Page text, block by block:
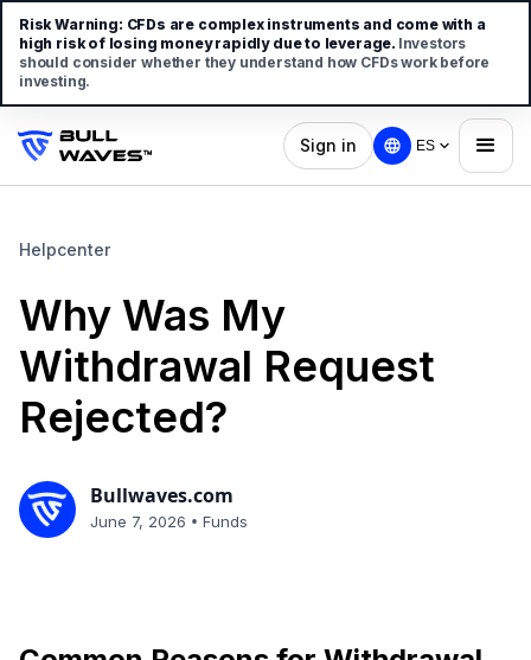
Sign in ES
Helpcenter
Why Was My
Withdrawal Request
Rejected?
Bullwaves.com
June 7, 2026 • Funds
Risk Warning: CFDs are complex instruments and come with a
high risk of losing money rapidly due to leverage. Investors
should consider whether they understand how CFDs work before
investing.